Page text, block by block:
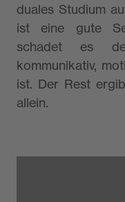
duales Studium
ist eine gute
schadet es
kommunikativ,
ist. Der Rest
allein.